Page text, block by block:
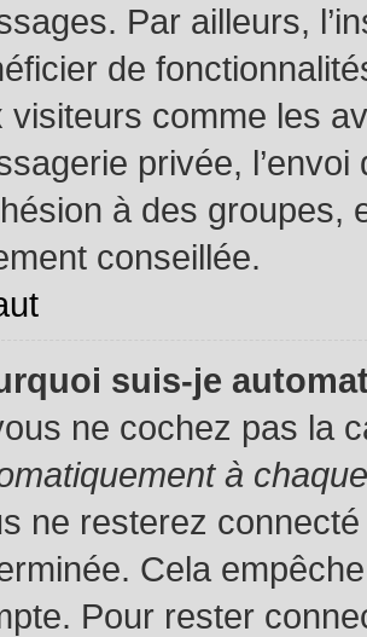
Par ailleurs,
de
visiteurs comme les
privée,
à des groupes,
conseillée.
suis-je
ne cochez pas la
à
ne resterez
Cela
Pour rester